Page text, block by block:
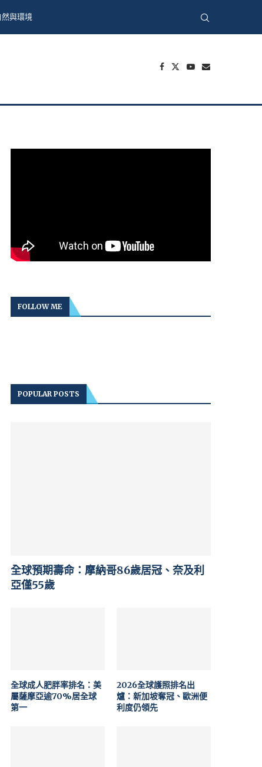
然與環境
FOLLOW ME
POPULAR POSTS
全球預期壽命：摩納哥86歲居冠、奈及利
亞僅55歲
全球成人肥胖率排名：美
屬薩摩亞逾70%居全球
第一
2026全球護照排名出
爐：新加坡奪冠、歐洲便
利度仍領先